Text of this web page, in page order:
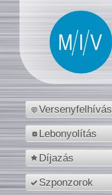
Versenyfelhívás
Lebonyolítás
Díjazás
Szponzorok